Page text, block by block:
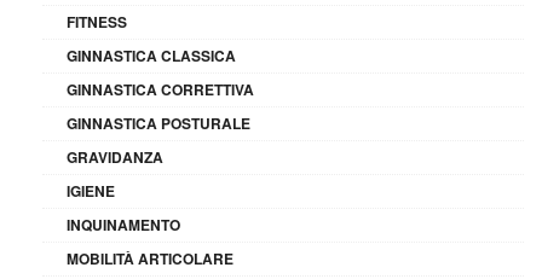
FITNESS
GINNASTICA CLASSICA
GINNASTICA CORRETTIVA
GINNASTICA POSTURALE
GRAVIDANZA
IGIENE
INQUINAMENTO
MOBILITÀ ARTICOLARE